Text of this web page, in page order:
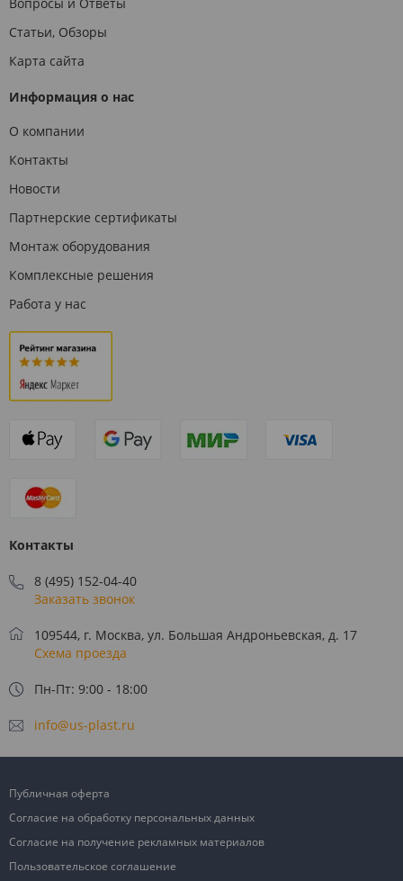
Вопросы и Ответы
Статьи, Обзоры
Карта сайта
Информация о нас
О компании
Контакты
Новости
Партнерские сертификаты
Монтаж оборудования
Комплексные решения
Работа у нас
Контакты
8 (495) 152-04-40
Заказать звонок
109544, г. Москва, ул. Большая Андроньевская, д. 17
Схема проезда
Пн-Пт: 9:00 - 18:00
info@us-plast.ru
Публичная оферта
Согласие на обработку персональных данных
Согласие на получение рекламных материалов
Пользовательское соглашение